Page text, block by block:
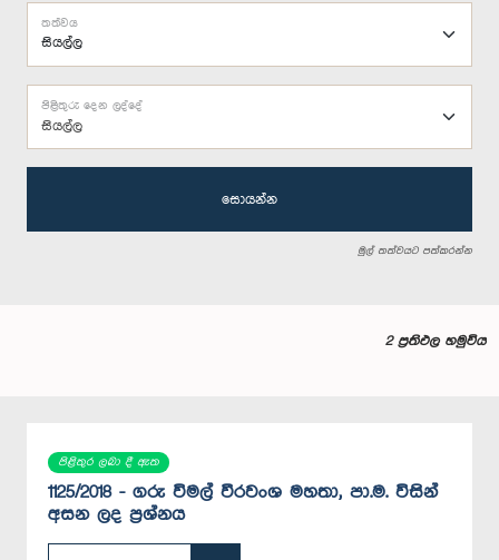
තත්වය
සියල්ල
පිළිතුරු දෙන ලද්දේ
සොයන්න
මුල් තත්වයට පත්කරන්න
2 ප්‍රතිඵල හමුවිය
පිළිතුර ලබා දී ඇත
1125/2018 - ගරු විමල් වීරවංශ මහතා, පා.ම. විසින්
අසන ලද ප්‍රශ්නය